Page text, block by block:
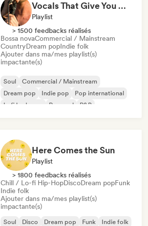
Vocals That Give You Chills
Playlist
> 1500 feedbacks réalisés
Bossa novaCommercial / Mainstream
CountryDream popIndie folk
Ajouter dans ma/mes playlist(s)
impactante(s)
Soul
Commercial / Mainstream
Dream pop
Indie pop
Pop international
Lofi bedroom
Pop soul R&B
Here Comes the Sun
Playlist
> 1800 feedbacks réalisés
Chill / Lo-fi Hip-HopDiscoDream popFunk
Indie folk
Ajouter dans ma/mes playlist(s)
impactante(s)
Soul Disco Dream pop Funk
Indie folk